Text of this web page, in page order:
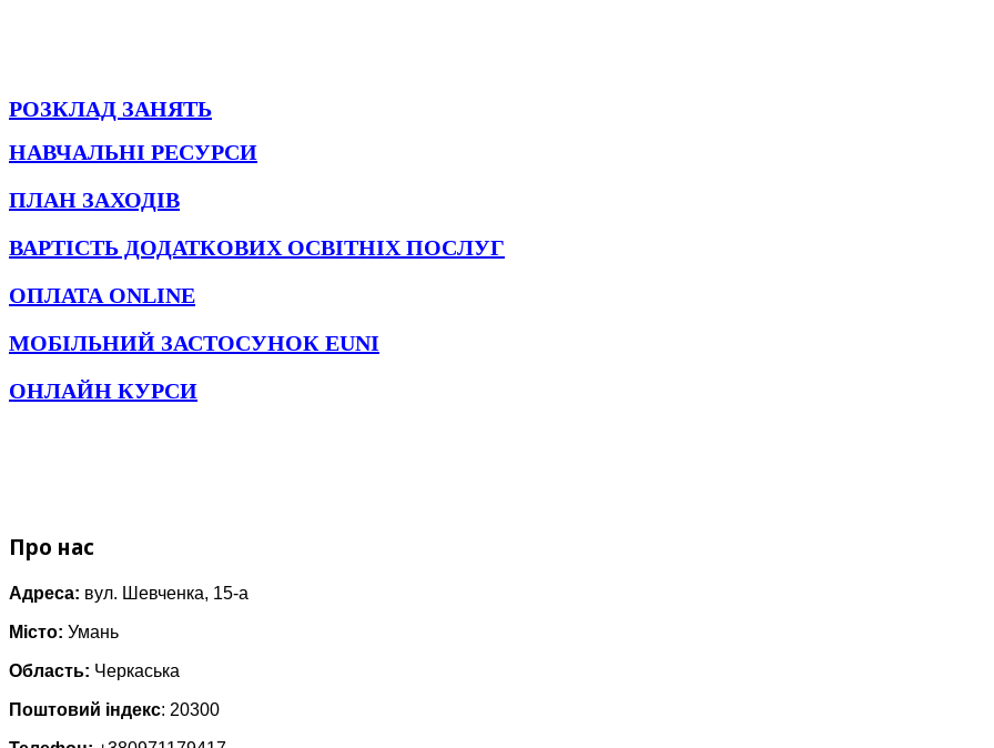
РОЗКЛАД ЗАНЯТЬ
НАВЧАЛЬНІ РЕСУРСИ
ПЛАН ЗАХОДІВ
ВАРТІСТЬ ДОДАТКОВИХ ОСВІТНІХ ПОСЛУГ
ОПЛАТА ONLINE
МОБІЛЬНИЙ ЗАСТОСУНОК EUNI
ОНЛАЙН КУРСИ
Про нас
Адреса: вул. Шевченка, 15-а
Місто: Умань
Область: Черкаська
Поштовий індекс: 20300